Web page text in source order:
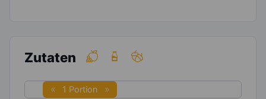
Zutaten
1 Portion